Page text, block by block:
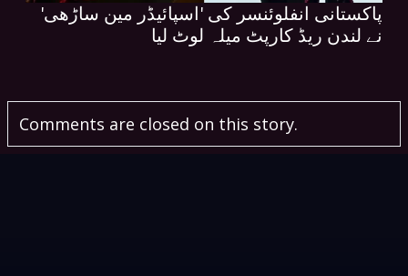
پاکستانی انفلوئنسر کی 'اسپائیڈر مین ساڑھی'
نے لندن ریڈ کارپٹ میلہ لوٹ لیا
Comments are closed on this story.